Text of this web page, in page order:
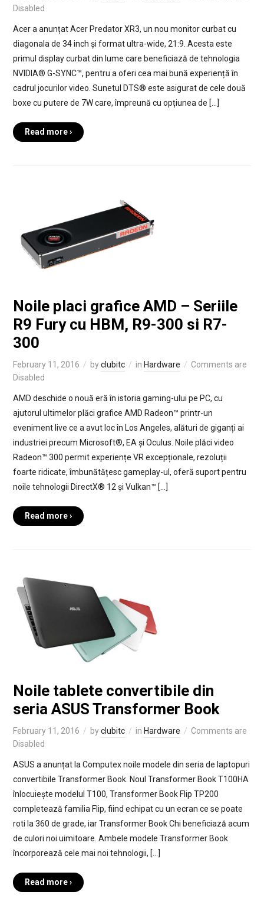
Disabled
Acer a anunțat Acer Predator XR3, un nou monitor curbat cu
diagonala de 34 inch și format ultra-wide, 21:9. Acesta este
primul display curbat din lume care beneficiază de tehnologia
NVIDIA® G-SYNC™, pentru a oferi cea mai bună experiență în
cadrul jocurilor video. Sunetul DTS® este asigurat de cele două
boxe cu putere de 7W care, împreună cu opțiunea de […]
Read more ›
Noile placi grafice AMD – Seriile
R9 Fury cu HBM, R9-300 si R7-
300
February 11, 2016 byclubitc in Hardware
Comments are
Disabled
AMD deschide o nouă eră în istoria gaming-ului pe PC, cu
ajutorul ultimelor plăci grafice AMD Radeon™ printr-un
eveniment live ce a avut loc în Los Angeles, alături de giganți ai
industriei precum Microsoft®, EA și Oculus. Noile plăci video
Radeon™ 300 permit experiențe VR excepționale, rezoluții
foarte ridicate, îmbunătățesc gameplay-ul, oferă suport pentru
noile tehnologii DirectX® 12 și Vulkan™ […]
Read more ›
Noile tablete convertibile din
seria ASUS Transformer Book
February 11, 2016 byclubitc in Hardware
Comments are
Disabled
ASUS a anunțat la Computex noile modele din seria de laptopuri
convertibile Transformer Book. Noul Transformer Book T100HA
înlocuiește modelul T100, Transformer Book Flip TP200
completează familia Flip, fiind echipat cu un ecran ce se poate
roti la 360 de grade, iar Transformer Book Chi beneficiază acum
de culori noi uimitoare. Ambele modele Transformer Book
încorporează cele mai noi tehnologii, […]
Read more ›